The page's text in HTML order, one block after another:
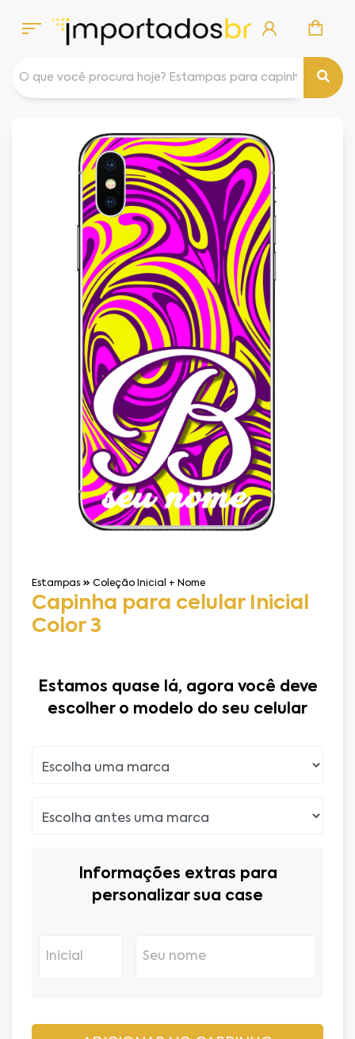
Estampas Coleção Inicial + Nome
Capinha para celular Inicial
Color 3
Estamos quase lá, agora você deve
escolher o modelo do seu celular
Informações extras para
personalizar sua case